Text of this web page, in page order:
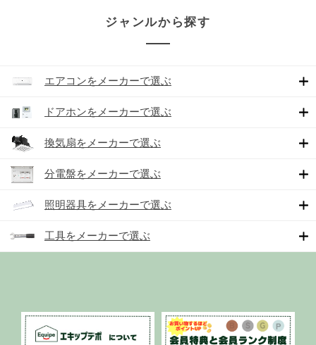
ジャンルから探す
エアコンをメーカーで選ぶ
ドアホンをメーカーで選ぶ
換気扇をメーカーで選ぶ
分電盤をメーカーで選ぶ
照明器具をメーカーで選ぶ
工具をメーカーで選ぶ